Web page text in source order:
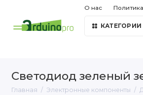
О нас
КАТЕГОРИИ
Светодиод зеленый
Главная Электронные компоненты